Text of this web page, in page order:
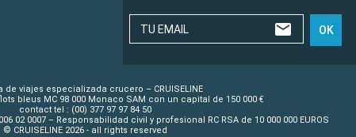
TU EMAIL OK
de viajes especializada crucero – CRUISELINE
bleus MC 98 000 Monaco SAM con un capital de 150 000 €
contact tel : (00) 377 97 97 84 50
02 0007 – Responsabilidad civil y profesional RC RSA de 10 000 000 EUROS
© CRUISELINE 2026 - all rights reserved